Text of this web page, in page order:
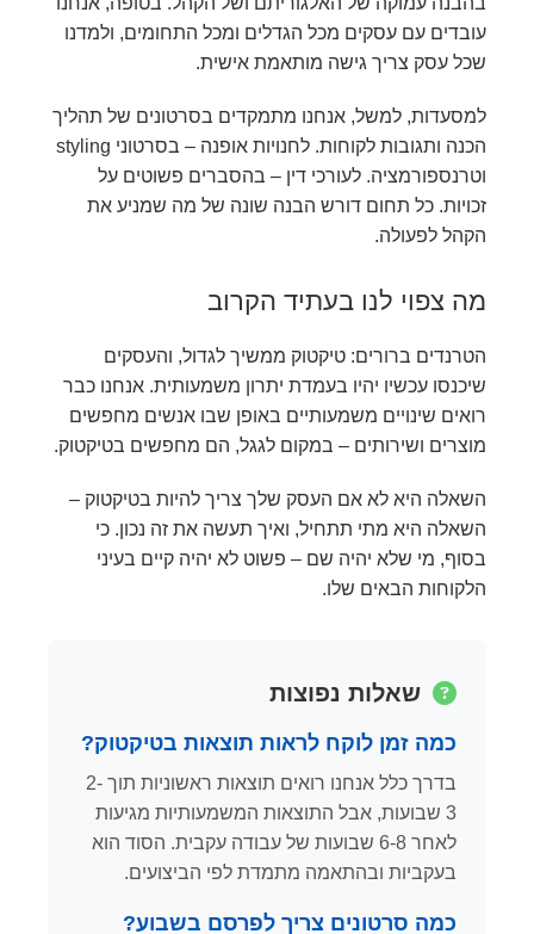
עובדים עם עסקים מכל הגדלים ומכל התחומים, ולמדנו
שכל עסק צריך גישה מותאמת אישית.
למסעדות, למשל, אנחנו מתמקדים בסרטונים של תהליך
הכנה ותגובות לקוחות. לחנויות אופנה – בסרטוני styling
וטרנספורמציה. לעורכי דין – בהסברים פשוטים על
זכויות. כל תחום דורש הבנה שונה של מה שמניע את
הקהל לפעולה.
מה צפוי לנו בעתיד הקרוב
הטרנדים ברורים: טיקטוק ממשיך לגדול, והעסקים
שיכנסו עכשיו יהיו בעמדת יתרון משמעותית. אנחנו כבר
רואים שינויים משמעותיים באופן שבו אנשים מחפשים
מוצרים ושירותים – במקום לגגל, הם מחפשים בטיקטוק.
השאלה היא לא אם העסק שלך צריך להיות בטיקטוק –
השאלה היא מתי תתחיל, ואיך תעשה את זה נכון. כי
בסוף, מי שלא יהיה שם – פשוט לא יהיה קיים בעיני
הלקוחות הבאים שלו.
שאלות נפוצות
כמה זמן לוקח לראות תוצאות בטיקטוק?
בדרך כלל אנחנו רואים תוצאות ראשוניות תוך 2-
3 שבועות, אבל התוצאות המשמעותיות מגיעות
לאחר 6-8 שבועות של עבודה עקבית. הסוד הוא
בעקביות ובהתאמה מתמדת לפי הביצועים.
כמה סרטונים צריך לפרסם בשבוע?